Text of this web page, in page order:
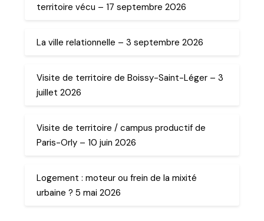
territoire vécu – 17 septembre 2026
La ville relationnelle – 3 septembre 2026
Visite de territoire de Boissy-Saint-Léger – 3
juillet 2026
Visite de territoire / campus productif de
Paris-Orly – 10 juin 2026
Logement : moteur ou frein de la mixité
urbaine ? 5 mai 2026